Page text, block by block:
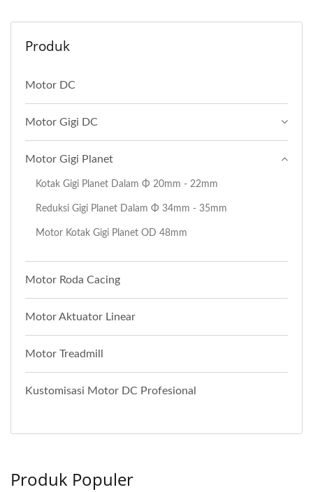
Produk
Motor DC
Motor Gigi DC
Motor Gigi Planet
Kotak Gigi Planet Dalam Φ 20mm - 22mm
Reduksi Gigi Planet Dalam Φ 34mm - 35mm
Motor Kotak Gigi Planet OD 48mm
Motor Roda Cacing
Motor Aktuator Linear
Motor Treadmill
Kustomisasi Motor DC Profesional
Produk Populer